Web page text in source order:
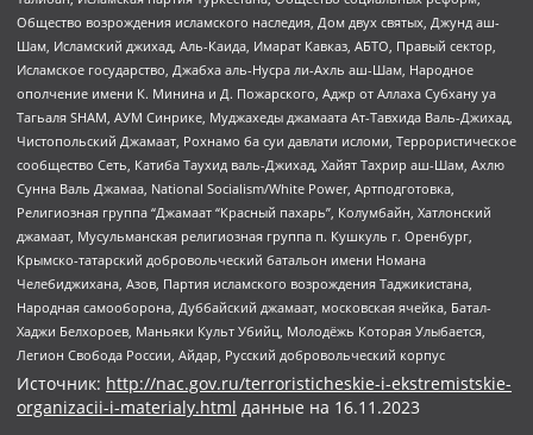
Общество возрождения исламского наследия, Дом двух святых, Джунд аш-
Шам, Исламский джихад, Аль-Каида, Имарат Кавказ, АБТО, Правый сектор,
Исламское государство, Джабха аль-Нусра ли-Ахль аш-Шам, Народное
ополчение имени К. Минина и Д. Пожарского, Аджр от Аллаха Субхану уа
Тагьаля SHAM, АУМ Синрике, Муджахеды джамаата Ат-Тавхида Валь-Джихад,
Чистопольский Джамаат, Рохнамо ба суи давлати исломи, Террористическое
сообщество Сеть, Катиба Таухид валь-Джихад, Хайят Тахрир аш-Шам, Ахлю
Сунна Валь Джамаа, National Socialism/White Power, Артподготовка,
Религиозная группа “Джамаат “Красный пахарь”, Колумбайн, Хатлонский
джамаат, Мусульманская религиозная группа п. Кушкуль г. Оренбург,
Крымско-татарский добровольческий батальон имени Номана
Челебиджихана, Азов, Партия исламского возрождения Таджикистана,
Народная самооборона, Дуббайский джамаат, московская ячейка, Батал-
Хаджи Белхороев, Маньяки Культ Убийц, Молодёжь Которая Улыбается,
Легион Свобода России, Айдар, Русский добровольческий корпус
Источник: http://nac.gov.ru/terroristicheskie-i-ekstremistskie-
organizacii-i-materialy.html данные на 16.11.2023